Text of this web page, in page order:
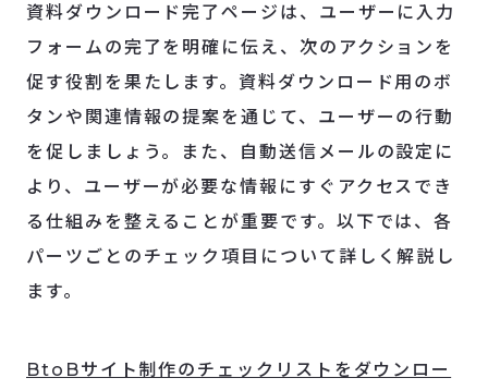
資料ダウンロード完了ページは、ユーザーに入力
フォームの完了を明確に伝え、次のアクションを
促す役割を果たします。資料ダウンロード用のボ
タンや関連情報の提案を通じて、ユーザーの行動
を促しましょう。また、自動送信メールの設定に
より、ユーザーが必要な情報にすぐアクセスでき
る仕組みを整えることが重要です。以下では、各
パーツごとのチェック項目について詳しく解説し
ます。
BtoBサイト制作のチェックリストをダウンロー